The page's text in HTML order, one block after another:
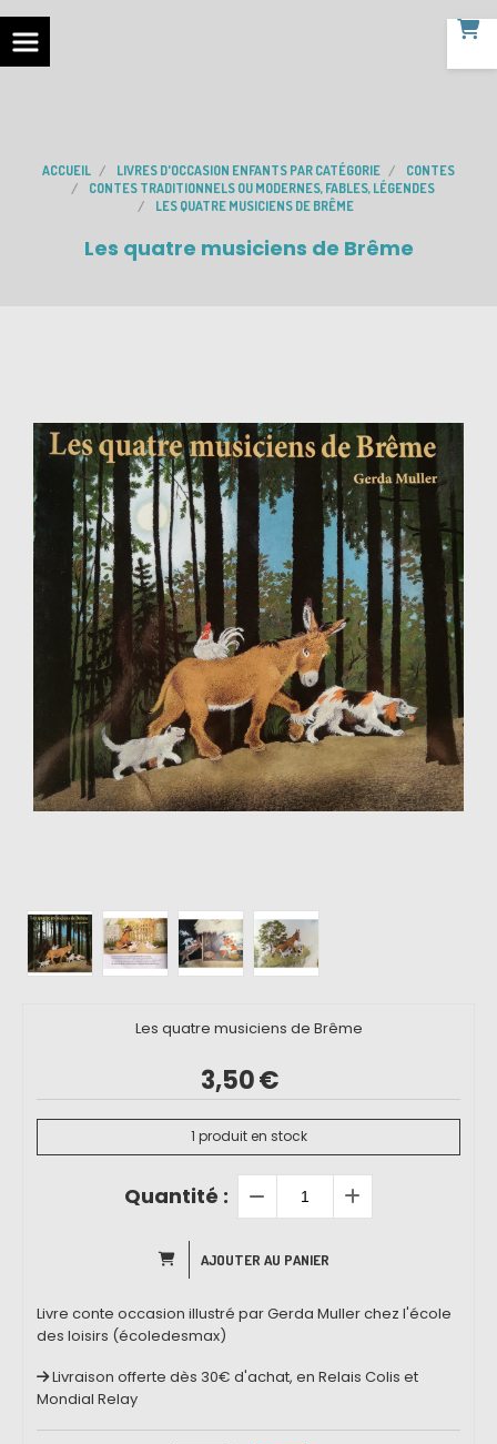
ACCUEIL LIVRES D'OCCASION ENFANTS PAR CATÉGORIE
CONTES
CONTES TRADITIONNELS OU MODERNES, FABLES, LÉGENDES
LES QUATRE MUSICIENS DE BRÊME
Les quatre musiciens de Brême
Les quatre musiciens de Brême
3,50€
1 produit en stock
Quantité :
AJOUTER AU PANIER
Livre conte occasion illustré par Gerda Muller chez l'école
des loisirs (écoledesmax)
Livraison offerte dès 30€ d'achat, en Relais Colis et
Mondial Relay